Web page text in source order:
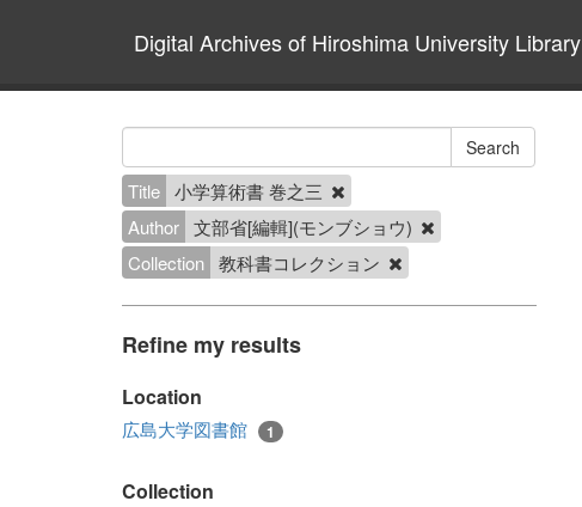
Digital Archives of Hiroshima University Library
Title 小学算術書 巻之三
Author 文部省[編輯](モンブショウ)
Collection 教科書コレクション
Refine my results
Location
広島大学図書館 1
Collection